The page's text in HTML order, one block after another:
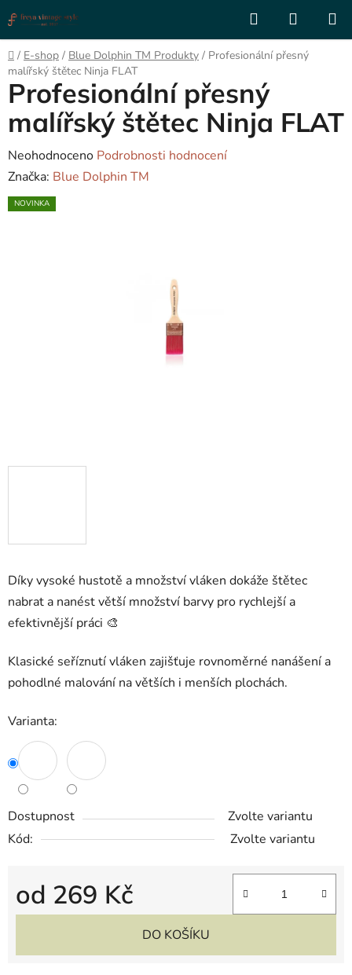
na
obsah
Hledat
KOŠÍK
Domů
/ E-shop / Blue Dolphin TM Produkty / Profesionální přesný
malířský štětec Ninja FLAT
Díky vysoké hustotě a množství vláken dokáže štětec
nabrat a nanést větší množství barvy pro rychlejší a
efektivnější práci 🎨
Klasické seříznutí vláken zajišťuje rovnoměrné nanášení a
pohodlné malování na větších i menších plochách.
Varianta:
Dostupnost
Zvolte variantu
Kód:
Zvolte variantu
od 269 Kč
Měrná cena:
DO KOŠÍKU
Profesionální přesný
malířský štětec Ninja FLAT
Průměrné
hodnocení
produktu
Neohodnoceno Podrobnosti hodnocení
Značka: Blue Dolphin TM
NOVINKA